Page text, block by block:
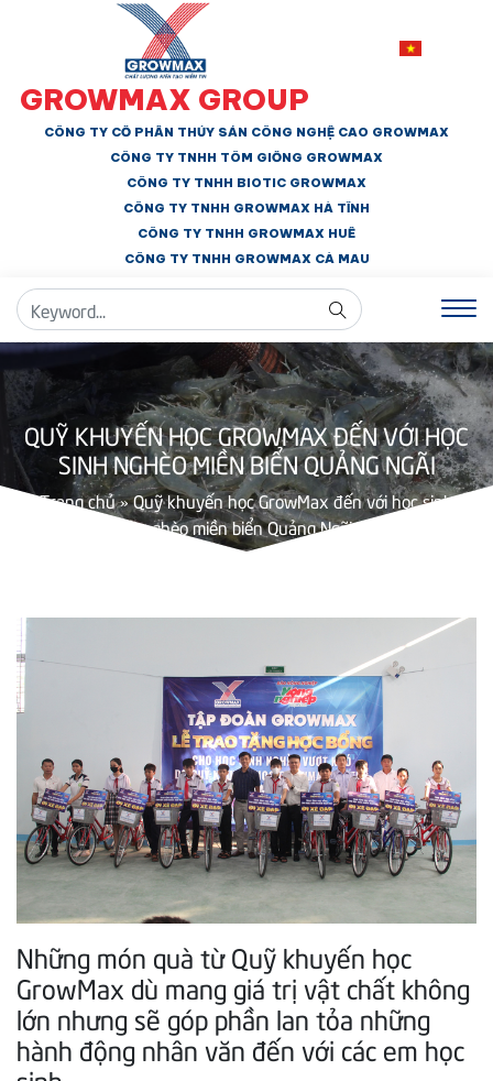
GROWMAX GROUP
CÔNG TY CỔ PHẦN THỦY SẢN CÔNG NGHỆ CAO GROWMAX
CÔNG TY TNHH TÔM GIỐNG GROWMAX
CÔNG TY TNHH BIOTIC GROWMAX
CÔNG TY TNHH GROWMAX HÀ TĨNH
CÔNG TY TNHH GROWMAX HUẾ
CÔNG TY TNHH GROWMAX CÀ MAU
QUỸ KHUYẾN HỌC GROWMAX ĐẾN VỚI HỌC
SINH NGHÈO MIỀN BIỂN QUẢNG NGÃI
Trang chủ»Quỹ khuyến học GrowMax đến với học sinh
nghèo miền biển Quảng Ngãi
Những món quà từ Quỹ khuyến học
GrowMax dù mang giá trị vật chất không
lớn nhưng sẽ góp phần lan tỏa những
hành động nhân văn đến với các em học